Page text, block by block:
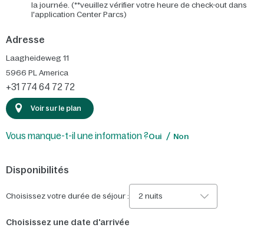
la journée. (**veuillez vérifier votre heure de check-out dans
l'application Center Parcs)
Adresse
Laagheideweg 11
5966 PL America
+31 774 64 72 72
Voir sur le plan
Vous manque-t-il une information ?Oui Non
Disponibilités
Choisissez votre durée de séjour : 2 nuits
Choisissez une date d'arrivée